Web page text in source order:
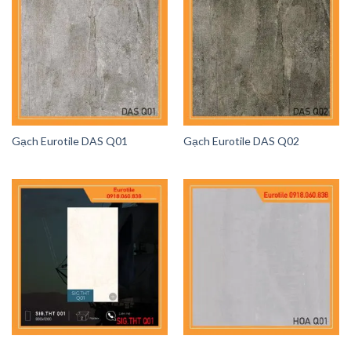
Gạch Eurotile DAS Q01 Gạch Eurotile DAS Q02